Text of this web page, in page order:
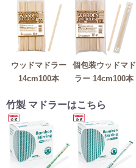
ウッドマドラー
14cm100本
個包装ウッドマド
ラー 14cm100本
竹製 マドラーはこちら